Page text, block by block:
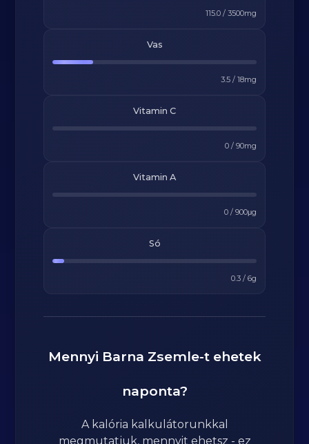
115.0/ 3500mg
Vas
3.5/ 18mg
Vitamin C
0/ 90mg
Vitamin A
0/ 900μg
Só
0.3/ 6g
Mennyi Barna Zsemle-t ehetek
naponta?
A kalória kalkulátorunkkal
megmutatjuk, mennyit ehetsz - ez